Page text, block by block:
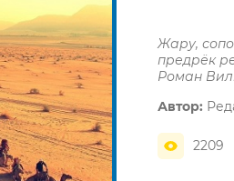
Жару,
предрёк
Роман
Автор:
2209